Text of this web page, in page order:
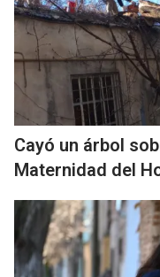
Cayó un árbol
Maternidad del